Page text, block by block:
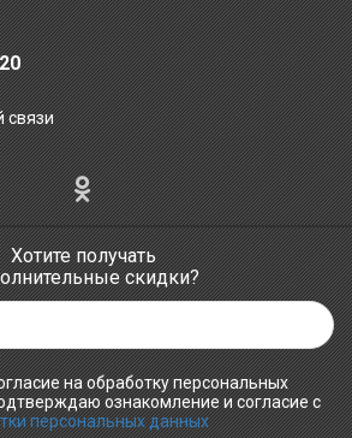
связи
Хотите получать
скидки?
на обработку персональных
ознакомление и согласие с
персональных данных